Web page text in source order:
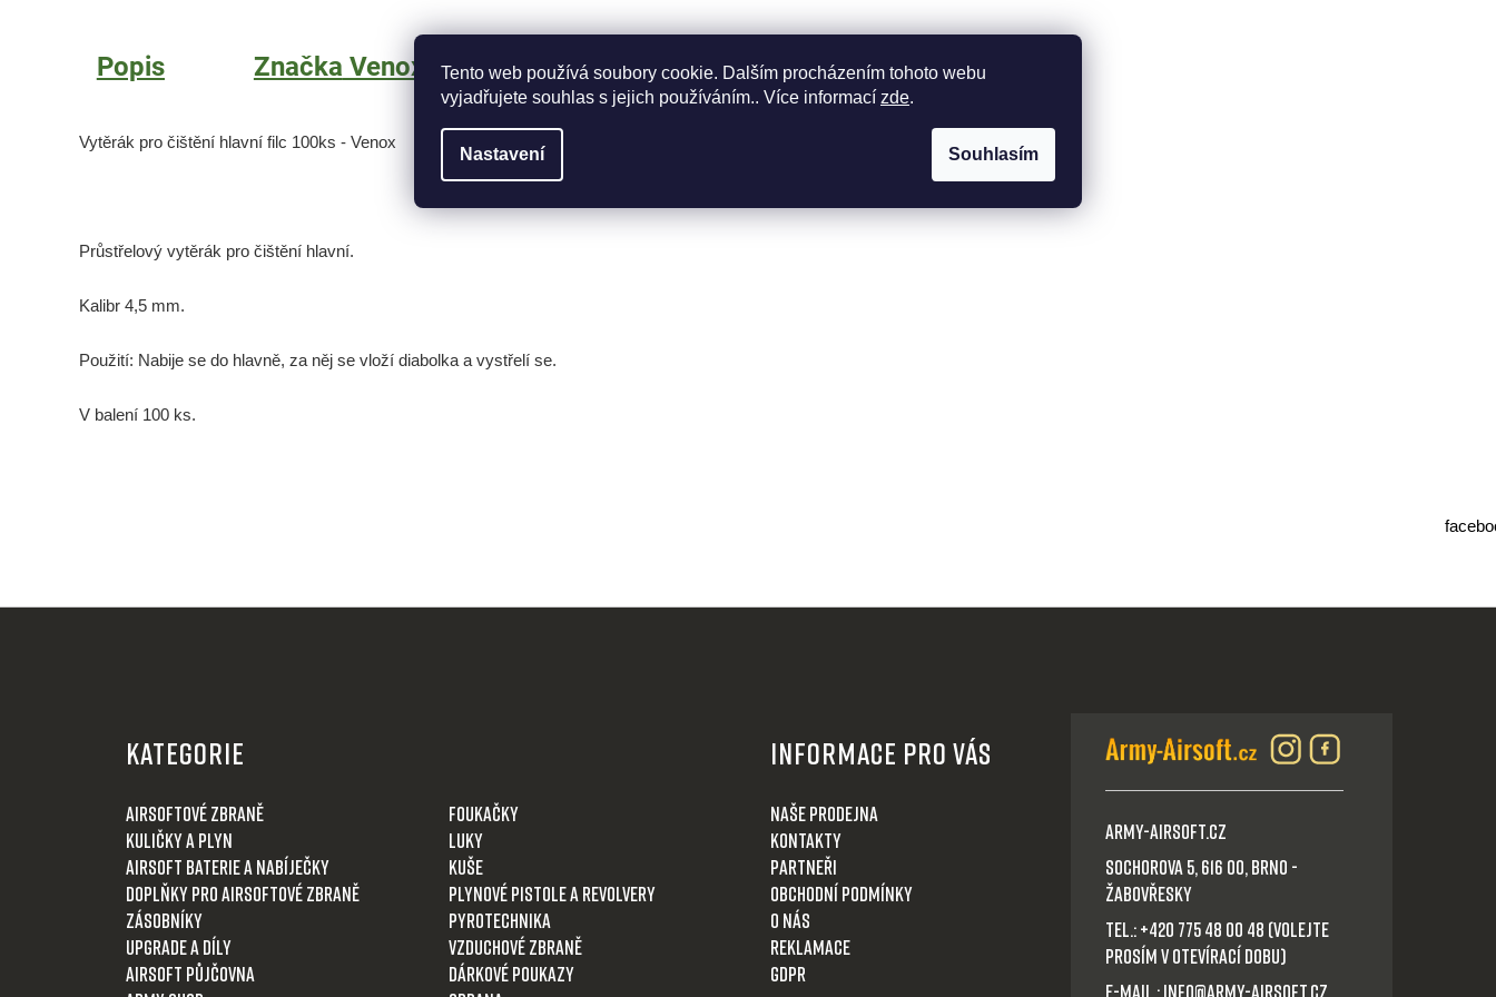
Tento web používá soubory cookie. Dalším procházením tohoto webu
vyjadřujete souhlas s jejich používáním.. Více informací zde.
Nastavení Souhlasím
Popis Značka Venox
Vytěrák pro čištění hlavní filc 100ks - Venox
Průstřelový vytěrák pro čištění hlavní.
Kalibr 4,5 mm.
Použití: Nabije se do hlavně, za něj se vloží diabolka a vystřelí se.
V balení 100 ks.
KATEGORIE
Airsoftové zbraně
Kuličky a plyn
Airsoft baterie a nabíječky
Doplňky pro airsoftové zbraně
Zásobníky
Upgrade a díly
Airsoft půjčovna
Foukačky
Luky
Kuše
Plynové pistole a revolvery
Pyrotechnika
Vzduchové zbraně
Dárkové poukazy
Informace pro Vás
Naše prodejna
Kontakty
Partneři
Obchodní podmínky
O nás
Reklamace
GDPR
Army-Airsoft.cz
Sochorova 5, 616 00, Brno -
Žabovřesky
Tel.: +420 775 48 00 48 (volejte
prosím v otevírací dobu)
E-mail.: info@army-airsoft.cz